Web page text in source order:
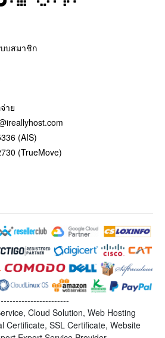
บสมาชิก
าย
(AIS)
(TrueMove)
Cloud Solution, Web Hosting
Certificate, SSL Certificate, Website